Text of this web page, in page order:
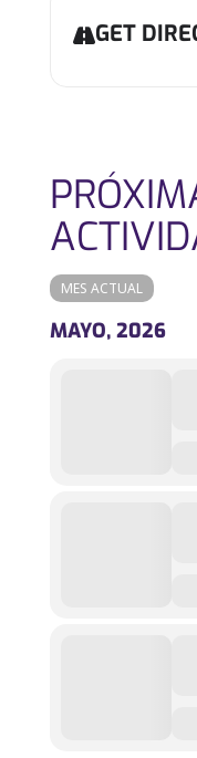
GET
MES ACTUAL
MAYO, 2026